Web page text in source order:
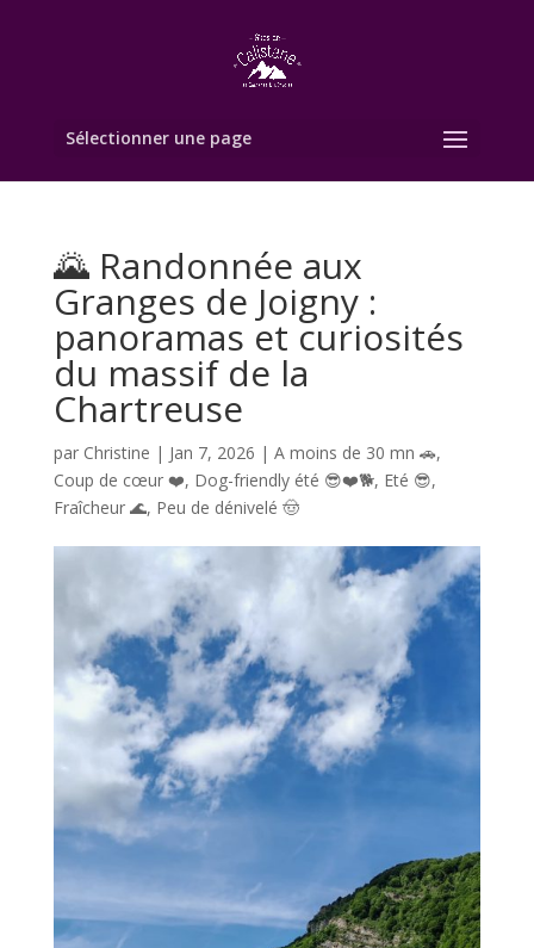
Sélectionner une page
🌄 Randonnée aux
Granges de Joigny :
panoramas et curiosités
du massif de la
Chartreuse
par Christine | Jan 7, 2026 | A moins de 30 mn 🚗,
Coup de cœur ❤️, Dog-friendly été 😎❤️🐕, Eté 😎,
Fraîcheur 🌊, Peu de dénivelé 🤠